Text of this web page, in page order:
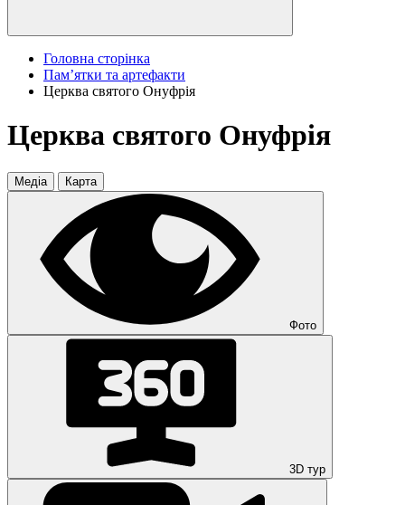
Головна сторінка
Пам’ятки та артефакти
Церква святого Онуфрія
Церква святого Онуфрія
Медіа Карта
Фото
3D тур